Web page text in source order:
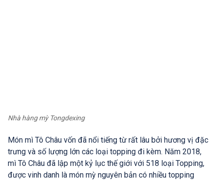
Nhà hàng mỳ Tongdexing
Món mì Tô Châu vốn đã nổi tiếng từ rất lâu bởi hương vị đặc
trưng và số lượng lớn các loại topping đi kèm. Năm 2018,
mì Tô Châu đã lập một kỷ lục thế giới với 518 loại Topping,
được vinh danh là món mỳ nguyên bản có nhiều topping